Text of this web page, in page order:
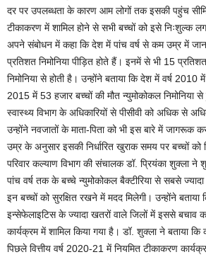
दर पर उपलब्धता के कारण आम लोगों तक इसकी पहुंच
टीकाकरण में शामिल होने से सभी बच्चों को इसे निःशुल्क
अपने संबोधन में कहा कि देश में पांच वर्ष से कम उम्र में
प्रतिशत निमोनिया पीड़ित होते हैं। इनमें से भी 15
निमोनिया से होती है। उन्होंने बताया कि देश में वर्ष
2015 में 53 हजार बच्चों की मौत न्युमोकोकल निमोनिया
स्वास्थ्य विभाग के अधिकारियों से पीसीवी को अधिक से
उन्होंने नवजातों के माता-पिता को भी इस बारे में जागरूक
उम्र के अनुसार इसकी निर्धारित खुराक समय पर बच्चों को
परिवार कल्याण विभाग की संचालक डॉ. प्रियंका शुक्ला ने
पांच वर्ष तक के बच्चे न्युमोकोकल बैक्टीरिया से सबसे ज्यादा
इन बच्चों को सुरक्षित रखने में मदद मिलेगी। उन्होंने
इन्सेफेलाइटिस के ज्यादा खतरों वाले जिलों में इससे बचाव
कार्यक्रम में शामिल किया गया है। डॉ. शुक्ला ने बताया कि
पिछले वित्तीय वर्ष 2020-21 में नियमित टीकाकरण